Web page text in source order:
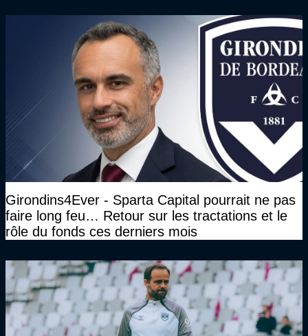
Girondins4Ever - Sparta Capital pourrait ne pas
faire long feu… Retour sur les tractations et le
rôle du fonds ces derniers mois